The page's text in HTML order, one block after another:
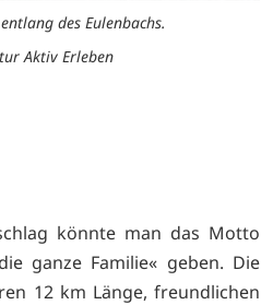
des Eulenbachs.
Aktiv Erleben
könnte man das Motto
ganze Familie« geben. Die
12 km Länge, freundlichen